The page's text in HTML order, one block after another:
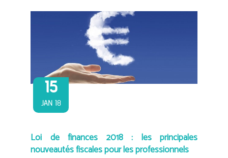
15
JAN 18
Loi de finances 2018 : les principales
nouveautés fiscales pour les professionnels